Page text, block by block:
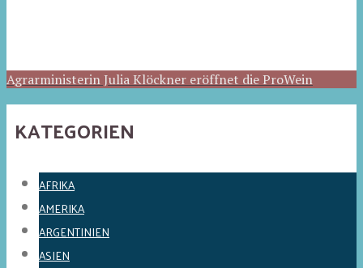
Agrarministerin Julia Klöckner eröffnet die ProWein
KATEGORIEN
AFRIKA
AMERIKA
ARGENTINIEN
ASIEN